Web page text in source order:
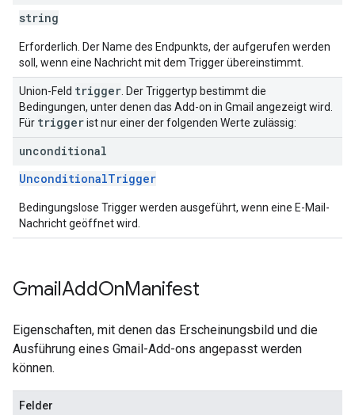
string
Erforderlich. Der Name des Endpunkts, der aufgerufen werden
soll, wenn eine Nachricht mit dem Trigger übereinstimmt.
Union-Feld trigger . Der Triggertyp bestimmt die
Bedingungen, unter denen das Add-on in Gmail angezeigt wird.
Für triggerist nur einer der folgenden Werte zulässig:
unconditional
UnconditionalTrigger
Bedingungslose Trigger werden ausgeführt, wenn eine E-Mail-
Nachricht geöffnet wird.
GmailAddOnManifest
Eigenschaften, mit denen das Erscheinungsbild und die
Ausführung eines Gmail-Add-ons angepasst werden
können.
Felder